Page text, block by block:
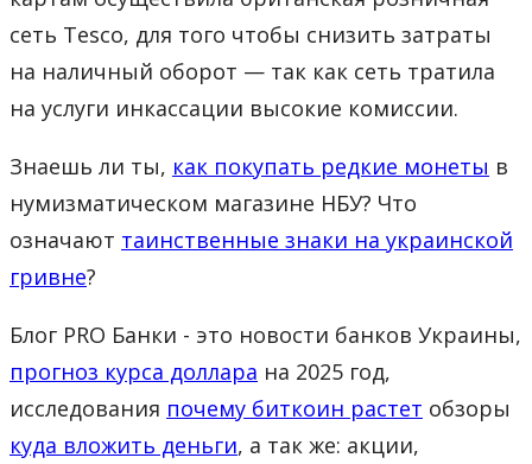
сеть Tesco, для того чтобы снизить затраты
на наличный оборот — так как сеть тратила
на услуги инкассации высокие комиссии.
Знаешь ли ты, как покупать редкие монеты в
нумизматическом магазине НБУ? Что
означают таинственные знаки на украинской
гривне?
Блог PRO Банки - это новости банков Украины,
прогноз курса доллара на 2025 год,
исследования почему биткоин растет обзоры
куда вложить деньги, а так же: акции,